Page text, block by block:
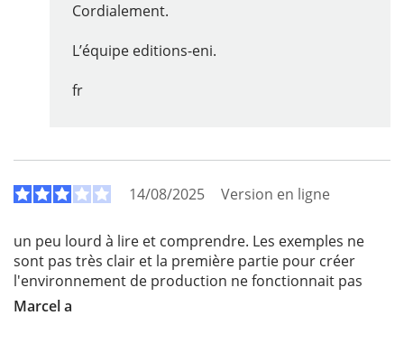
Cordialement.
L’équipe editions-eni.
fr
14/08/2025 Version en ligne
un peu lourd à lire et comprendre. Les exemples ne
sont pas très clair et la première partie pour créer
l'environnement de production ne fonctionnait pas
Marcel a